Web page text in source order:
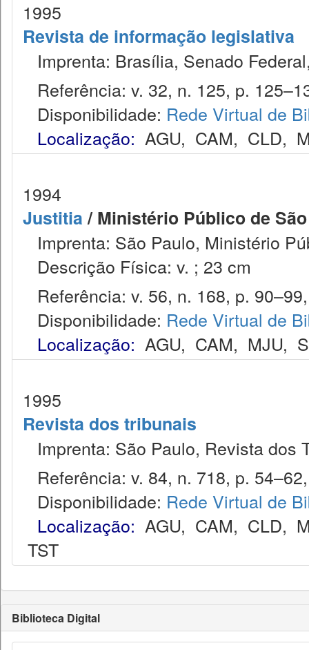
1995
Revista de informação legislativa
Imprenta: Brasília, Senado
Referência: v. 32, n. 125, p.
Disponibilidade: Rede Virtual de
Localização: AGU, CAM, CLD,
1994
Justitia/ Ministério Público de
Imprenta: São Paulo, Ministério
Descrição Física: v. ; 23 cm
Referência: v. 56, n. 168, p.
Disponibilidade: Rede Virtual de
Localização: AGU, CAM, MJU,
1995
Revista dos tribunais
Imprenta: São Paulo, Revista dos
Referência: v. 84, n. 718, p.
Disponibilidade: Rede Virtual de
Localização: AGU, CAM, CLD,
TST
Biblioteca Digital